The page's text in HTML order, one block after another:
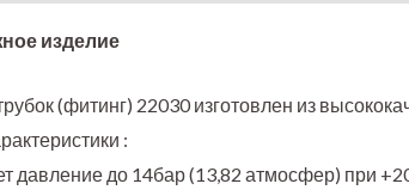
изделие
(фитинг) 22030 изготовлен из
:
давление до 14бар (13,82 атмосфер) при